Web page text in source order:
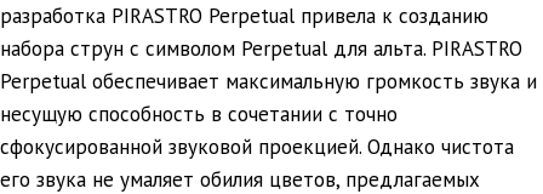
разработка PIRASTRO Perpetual привела к созданию
набора струн с символом Perpetual для альта. PIRASTRO
Perpetual обеспечивает максимальную громкость звука и
несущую способность в сочетании с точно
сфокусированной звуковой проекцией. Однако чистота
его звука не умаляет обилия цветов, предлагаемых